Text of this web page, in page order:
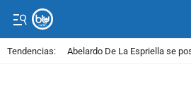
Tendencias: Abelardo De La Espriella se